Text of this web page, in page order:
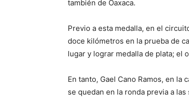
también de Oaxaca.
Previo a esta medalla, en el
doce kilómetros en la prueba de
lugar y lograr medalla de plata; el
En tanto, Gael Cano Ramos, en la
se quedan en la ronda previa a